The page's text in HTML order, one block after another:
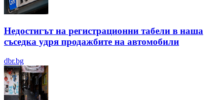
Недостигът на регистрационни табели в наша
съседка удря продажбите на автомобили
dbr.bg